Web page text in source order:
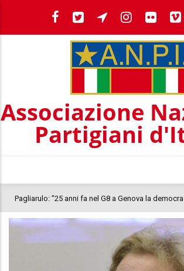
contenuto
Associazione
Partigiani
Pagliarulo: "25 anni fa nel G8 a Genova la
colloca la morte di Abderrahim Fakir"